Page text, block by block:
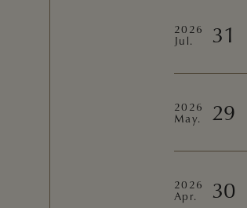
2026
Jul. 31
2026
May. 29
2026
Apr. 30